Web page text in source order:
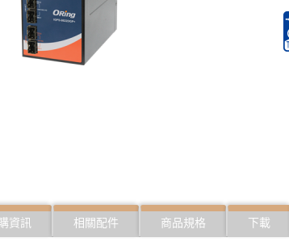
資訊 相關配件 商品規格 下載